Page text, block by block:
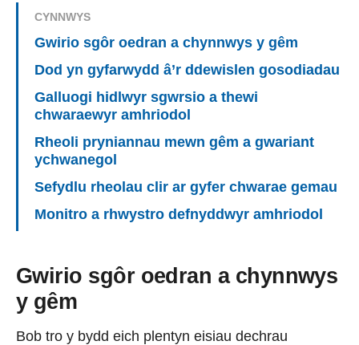
CYNNWYS
Gwirio sgôr oedran a chynnwys y gêm
Dod yn gyfarwydd â’r ddewislen gosodiadau
Galluogi hidlwyr sgwrsio a thewi
chwaraewyr amhriodol
Rheoli pryniannau mewn gêm a gwariant
ychwanegol
Sefydlu rheolau clir ar gyfer chwarae gemau
Monitro a rhwystro defnyddwyr amhriodol
Gwirio sgôr oedran a chynnwys
y gêm
Bob tro y bydd eich plentyn eisiau dechrau